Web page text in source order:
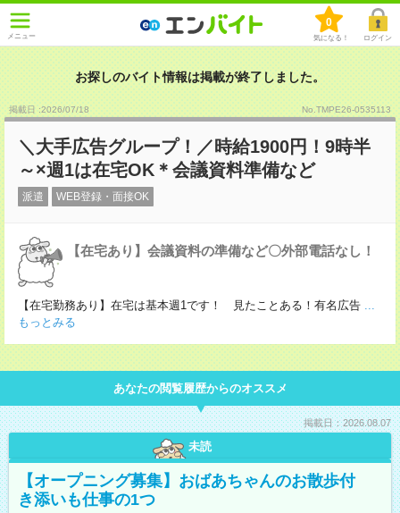
メニュー
0
気になる！ ログイン
お探しのバイト情報は掲載が終了しました。
掲載日 :2026/07/18 No.TMPE26-0535113
＼大手広告グループ！／時給1900円！9時半
～×週1は在宅OK＊会議資料準備など
派遣 WEB登録・面接OK
【在宅あり】会議資料の準備など〇外部電話なし！
【在宅勤務あり】在宅は基本週1です！ 見たことある！有名広告 ...
もっとみる
あなたの閲覧履歴からのオススメ
掲載日：2026.08.07
未読
【オープニング募集】おばあちゃんのお散歩付
き添いも仕事の1つ